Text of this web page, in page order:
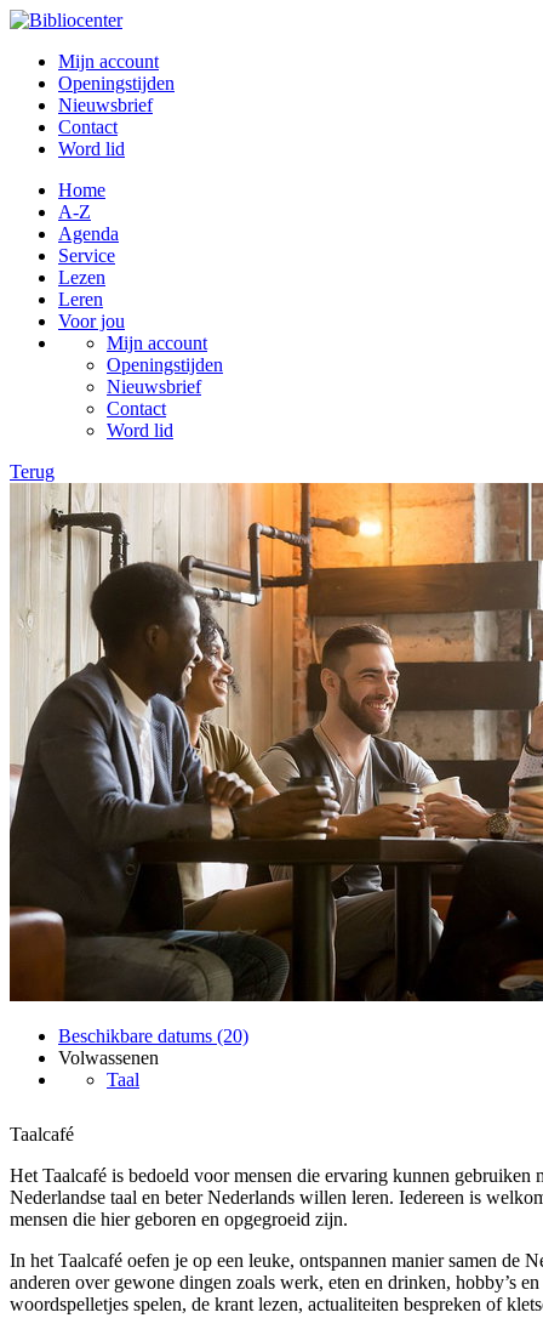
Mijn account
Openingstijden
Nieuwsbrief
Contact
Word lid
Home
A-Z
Agenda
Service
Lezen
Leren
Voor jou
Mijn account
Openingstijden
Nieuwsbrief
Contact
Word lid
Terug
Beschikbare datums (20)
Volwassenen
Taal
Taalcafé
Het Taalcafé is bedoeld voor mensen die ervaring kunnen gebruiken
Nederlandse taal en beter Nederlands willen leren. Iedereen is
mensen die hier geboren en opgegroeid zijn.
In het Taalcafé oefen je op een leuke, ontspannen manier samen de
anderen over gewone dingen zoals werk, eten en drinken, hobby’s
woordspelletjes spelen, de krant lezen, actualiteiten bespreken of